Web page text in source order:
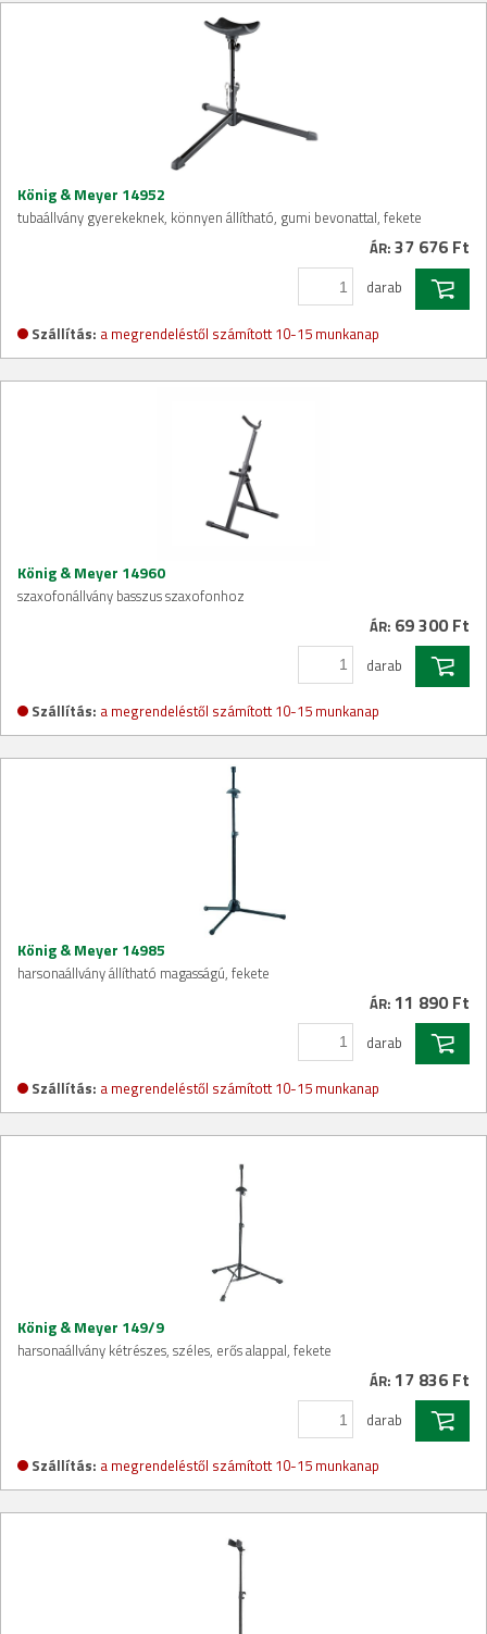
König & Meyer 14952
tubaállvány gyerekeknek, könnyen állítható, gumi bevonattal, fekete
ÁR: 37 676 Ft
darab
Szállítás: a megrendeléstől számított 10-15 munkanap
König & Meyer 14960
szaxofonállvány basszus szaxofonhoz
ÁR: 69 300 Ft
darab
Szállítás: a megrendeléstől számított 10-15 munkanap
König & Meyer 14985
harsonaállvány állítható magasságú, fekete
ÁR: 11 890 Ft
darab
Szállítás: a megrendeléstől számított 10-15 munkanap
König & Meyer 149/9
harsonaállvány kétrészes, széles, erős alappal, fekete
ÁR: 17 836 Ft
darab
Szállítás: a megrendeléstől számított 10-15 munkanap